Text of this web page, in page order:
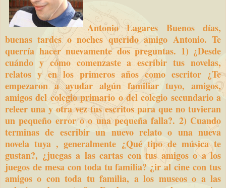
Antonio Lagares Buenos días,
buenas tardes o noches querido amigo Antonio. Te
querría hacer nuevamente dos preguntas. 1) ¿Desde
cuándo y cómo comenzaste a escribir tus novelas,
relatos y en los primeros años como escritor ¿Te
empezaron a ayudar algún familiar tuyo, amigos,
amigos del colegio primario o del colegio secundario a
releer una y otra vez tus escritos para que no tuvieran
un pequeño error o o una pequeña falla?. 2) Cuando
terminas de escribir un nuevo relato o una nueva
novela tuya , generalmente ¿Qué tipo de música te
gustan?, ¿juegas a las cartas con tus amigos o a los
juegos de mesa con toda tu familia? ¿ir al cine con tus
amigos o con toda tu familia, a los museos o a las